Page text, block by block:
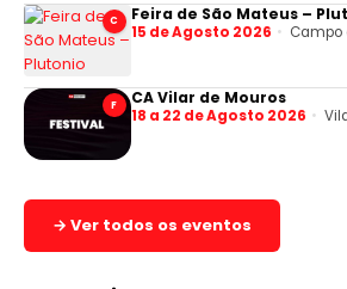
C Feira de São Mateus –
15 de Agosto 2026 Campo
F CA Vilar de Mouros
18 a 22 de Agosto 2026
→ Ver todos os eventos